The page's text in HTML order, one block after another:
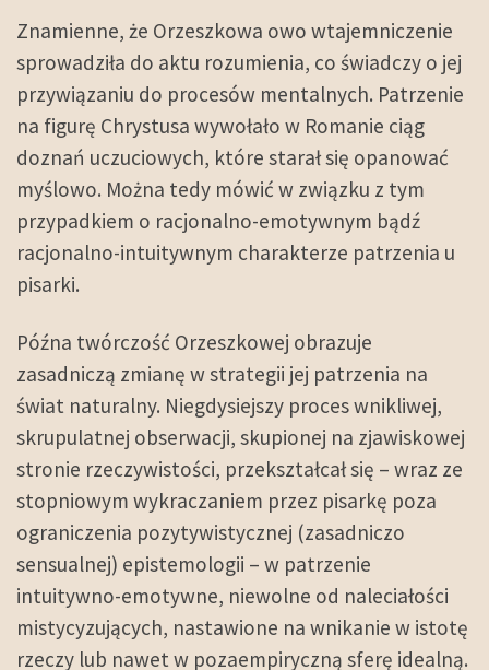
Znamienne, że Orzeszkowa owo wtajemniczenie
sprowadziła do aktu rozumienia, co świadczy o jej
przywiązaniu do procesów mentalnych. Patrzenie
na figurę Chrystusa wywołało w Romanie ciąg
doznań uczuciowych, które starał się opanować
myślowo. Można tedy mówić w związku z tym
przypadkiem o racjonalno-emotywnym bądź
racjonalno-intuitywnym charakterze patrzenia u
pisarki.
Późna twórczość Orzeszkowej obrazuje
zasadniczą zmianę w strategii jej patrzenia na
świat naturalny. Niegdysiejszy proces wnikliwej,
skrupulatnej obserwacji, skupionej na zjawiskowej
stronie rzeczywistości, przekształcał się – wraz ze
stopniowym wykraczaniem przez pisarkę poza
ograniczenia pozytywistycznej (zasadniczo
sensualnej) epistemologii – w patrzenie
intuitywno-emotywne, niewolne od naleciałości
mistycyzujących, nastawione na wnikanie w istotę
rzeczy lub nawet w pozaempiryczną sferę idealną.